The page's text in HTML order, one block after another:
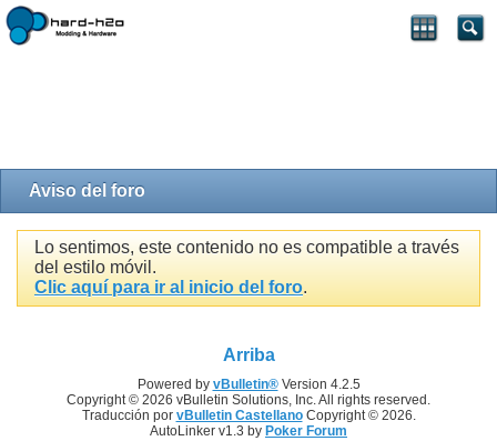
Aviso del foro
Lo sentimos, este contenido no es compatible a través
del estilo móvil.
Clic aquí para ir al inicio del foro.
Arriba
Powered by vBulletin®Version 4.2.5
Copyright © 2026 vBulletin Solutions, Inc. All rights reserved.
Traducción por vBulletin CastellanoCopyright © 2026.
AutoLinker v1.3 by Poker Forum